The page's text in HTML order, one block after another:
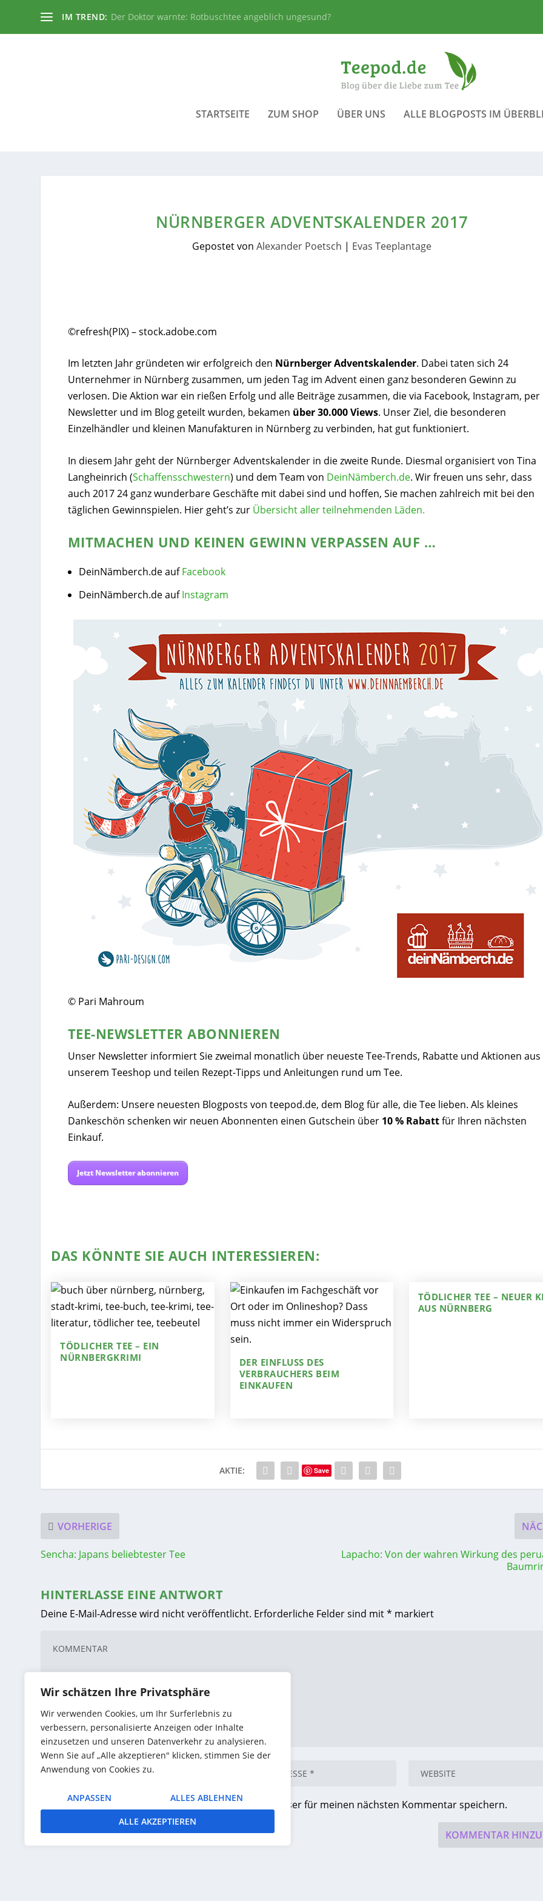
Wir schätzen Ihre Privatsphäre
Wir verwenden Cookies, um Ihr Surferlebnis zu
verbessern, personalisierte Anzeigen oder Inhalte
einzusetzen und unseren Datenverkehr zu analysieren.
Wenn Sie auf „Alle akzeptieren" klicken, stimmen Sie der
Anwendung von Cookies zu.
ANPASSEN ALLES ABLEHNEN
ALLE AKZEPTIEREN
IM TREND: Der Doktor warnte: Rotbuschtee angeblich ungesund?
STARTSEITE ZUM SHOP ÜBER UNS ALLE BLOGPOSTS IM
NÜRNBERGER ADVENTSKALENDER 2017
Gepostet vonAlexander Poetsch | Evas Teeplantage
©refresh(PIX) – stock.adobe.com
Im letzten Jahr gründeten wir erfolgreich den Nürnberger Adventskalender. Dabei taten sich 24
Unternehmer in Nürnberg zusammen, um jeden Tag im Advent einen ganz besonderen Gewinn zu
verlosen. Die Aktion war ein rießen Erfolg und alle Beiträge zusammen, die via Facebook, Instagram, per
Newsletter und im Blog geteilt wurden, bekamen über 30.000 Views. Unser Ziel, die besonderen
Einzelhändler und kleinen Manufakturen in Nürnberg zu verbinden, hat gut funktioniert.
In diesem Jahr geht der Nürnberger Adventskalender in die zweite Runde. Diesmal organisiert von Tina
Langheinrich (Schaffensschwestern) und dem Team von DeinNämberch.de. Wir freuen uns sehr, dass
auch 2017 24 ganz wunderbare Geschäfte mit dabei sind und hoffen, Sie machen zahlreich mit bei den
täglichen Gewinnspielen. Hier geht’s zur Übersicht aller teilnehmenden Läden.
MITMACHEN UND KEINEN GEWINN VERPASSEN AUF …
DeinNämberch.de aufFacebook
DeinNämberch.de aufInstagram
© Pari Mahroum
TEE-NEWSLETTER ABONNIEREN
Unser Newsletter informiert Sie zweimal monatlich über neueste Tee-Trends, Rabatte und Aktionen aus
unserem Teeshop und teilen Rezept-Tipps und Anleitungen rund um Tee.
Außerdem: Unsere neuesten Blogposts von teepod.de, dem Blog für alle, die Tee lieben. Als kleines
Dankeschön schenken wir neuen Abonnenten einen Gutschein über 10 % Rabattfür Ihren nächsten
Einkauf.
Jetzt Newsletter abonnieren
DAS KÖNNTE SIE AUCH INTERESSIEREN:
TÖDLICHER TEE – EIN
NÜRNBERGKRIMI
DER EINFLUSS DES
VERBRAUCHERS BEIM
EINKAUFEN
TÖDLICHER TEE – NEUER
AUS NÜRNBERG
AKTIE: Save
VORHERIGE
Sencha: Japans beliebtester Tee
Lapacho: Von der wahren Wirkung des
HINTERLASSE EINE ANTWORT
Deine E-Mail-Adresse wird nicht veröffentlicht. Erforderliche Felder sind mit* markiert
Name, E-Mail-Adresse und Website in diesem Browser für meinen nächsten Kommentar speichern.